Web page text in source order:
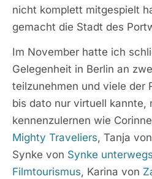
nicht komplett mitgespielt
gemacht die Stadt des
Im November hatte ich
Gelegenheit in Berlin an
teilzunehmen und viele der
bis dato nur virtuell kannte,
kennenzulernen wie
Mighty Traveliers, Tanja von
Synke von Synke unterwegs
Filmtourismus, Karina von